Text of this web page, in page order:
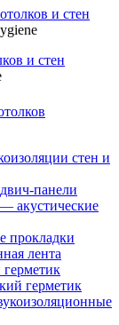
и стен
и стен
стен и
панели
акустические
прокладки
лента
герметик